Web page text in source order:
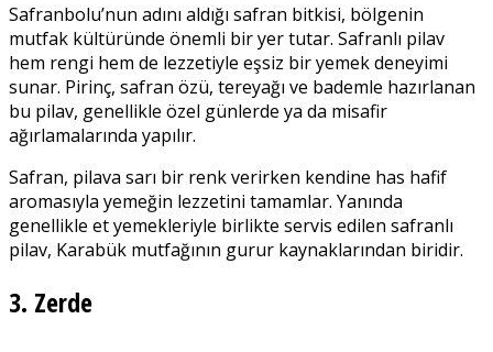
Safranbolu’nun adını aldığı safran bitkisi, bölgenin
mutfak kültüründe önemli bir yer tutar. Safranlı pilav
hem rengi hem de lezzetiyle eşsiz bir yemek deneyimi
sunar. Pirinç, safran özü, tereyağı ve bademle hazırlanan
bu pilav, genellikle özel günlerde ya da misafir
ağırlamalarında yapılır.
Safran, pilava sarı bir renk verirken kendine has hafif
aromasıyla yemeğin lezzetini tamamlar. Yanında
genellikle et yemekleriyle birlikte servis edilen safranlı
pilav, Karabük mutfağının gurur kaynaklarından biridir.
3. Zerde